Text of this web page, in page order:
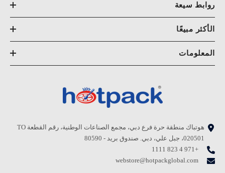
روابط سيعة
الأكثر مبيعًا
المعلومات
هوتباك منطقة حرة فرع دبي، مجمع الصناعات الوطنية، رقم القطعة TO
020501، جبل علي، دبي. صندوق بريد - 80590
+971 4 823 1111
webstore@hotpackglobal.com